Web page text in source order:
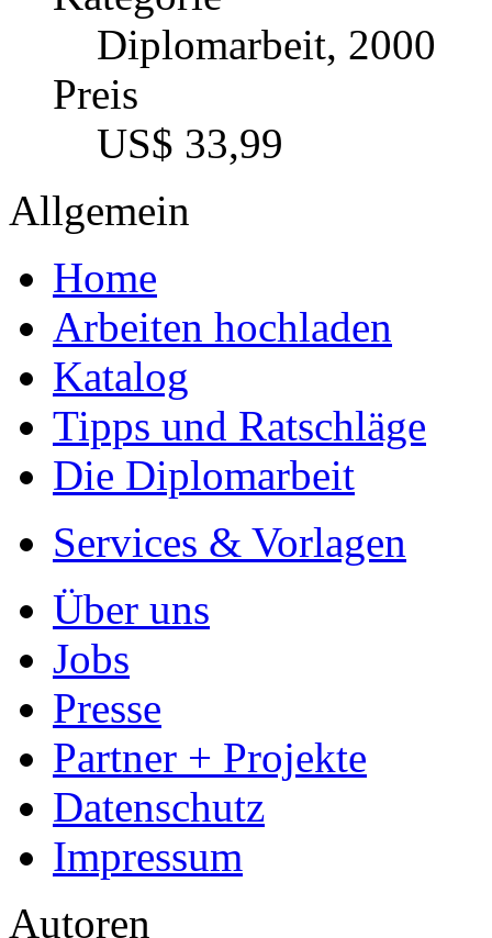
Diplomarbeit, 2000
Preis
US$ 33,99
Allgemein
Home
Arbeiten hochladen
Katalog
Tipps und Ratschläge
Die Diplomarbeit
Services & Vorlagen
Über uns
Jobs
Presse
Partner + Projekte
Datenschutz
Impressum
Autoren